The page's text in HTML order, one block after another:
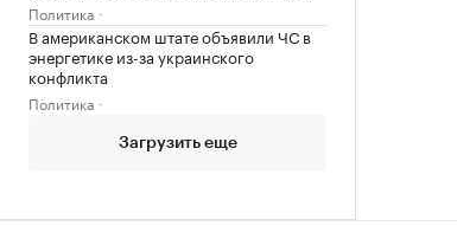
Политика
В американском штате объявили ЧС в
энергетике из-за украинского
конфликта
Политика
Загрузить еще